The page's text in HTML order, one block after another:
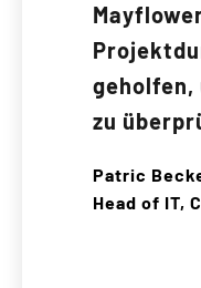
geholfen,
zu
Patric
Head of IT,